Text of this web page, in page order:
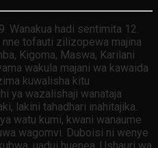
Wanakua hadi sentimita 12.
tofauti zilizopewa majina
Kigoma, Maswa, Karilani
wakula majani wa kawaida
kuwalisha kitu
ya wazalishaji wanataja
lakini tahadhari inahitajika.
watu kumi, kwani wanaume
wagomvi. Duboisi ni wenye
uadui huenea. Ushauri wa